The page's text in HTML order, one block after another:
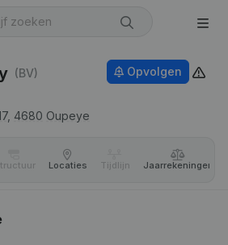
(BV)
4680 Oupeye
Opvolgen
Locaties Tijdlijn Jaar­rekeningen